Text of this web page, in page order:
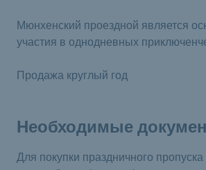
Мюнхенский проездной является
участия в однодневных
Продажа круглый год
Необходимые
Для покупки праздничного